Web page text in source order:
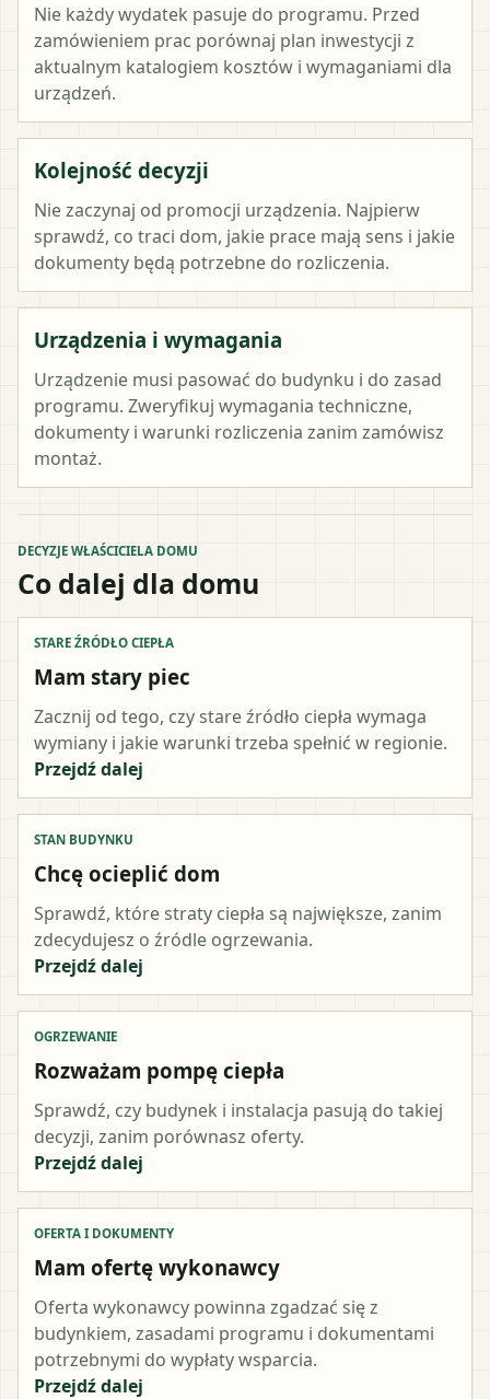
Nie każdy wydatek pasuje do programu. Przed
zamówieniem prac porównaj plan inwestycji z
aktualnym katalogiem kosztów i wymaganiami dla
urządzeń.
Kolejność decyzji
Nie zaczynaj od promocji urządzenia. Najpierw
sprawdź, co traci dom, jakie prace mają sens i jakie
dokumenty będą potrzebne do rozliczenia.
Urządzenia i wymagania
Urządzenie musi pasować do budynku i do zasad
programu. Zweryfikuj wymagania techniczne,
dokumenty i warunki rozliczenia zanim zamówisz
montaż.
DECYZJE WŁAŚCICIELA DOMU
Co dalej dla domu
STARE ŹRÓDŁO CIEPŁA
Mam stary piec
Zacznij od tego, czy stare źródło ciepła wymaga
wymiany i jakie warunki trzeba spełnić w regionie.
Przejdź dalej
STAN BUDYNKU
Chcę ocieplić dom
Sprawdź, które straty ciepła są największe, zanim
zdecydujesz o źródle ogrzewania.
Przejdź dalej
OGRZEWANIE
Rozważam pompę ciepła
Sprawdź, czy budynek i instalacja pasują do takiej
decyzji, zanim porównasz oferty.
Przejdź dalej
OFERTA I DOKUMENTY
Mam ofertę wykonawcy
Oferta wykonawcy powinna zgadzać się z
budynkiem, zasadami programu i dokumentami
potrzebnymi do wypłaty wsparcia.
Przejdź dalej